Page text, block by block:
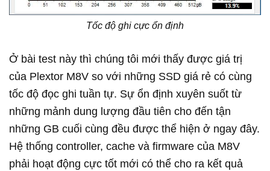
Tốc độ ghi cực ổn định
Ở bài test này thì chúng tôi mới thấy được giá trị
của Plextor M8V so với những SSD giá rẻ có cùng
tốc độ đọc ghi tuần tự. Sự ổn định xuyên suốt từ
những mảnh dung lượng đầu tiên cho đến tận
những GB cuối cùng đều được thể hiện ở ngay đây.
Hệ thống controller, cache và firmware của M8V
phải hoạt động cực tốt mới có thể cho ra kết quả